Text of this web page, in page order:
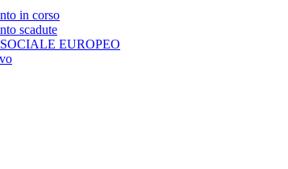
in corso
scadute
EUROPEO